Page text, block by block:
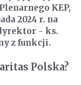
KEP,
2024 r. na
- ks.
z funkcji.
Polska?